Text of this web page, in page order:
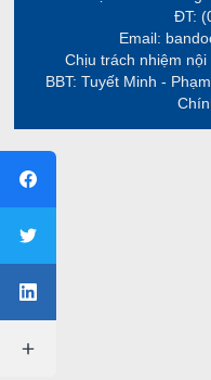
ĐT:
Email:
Chịu trách nhiệm nội
BBT: Tuyết Minh -